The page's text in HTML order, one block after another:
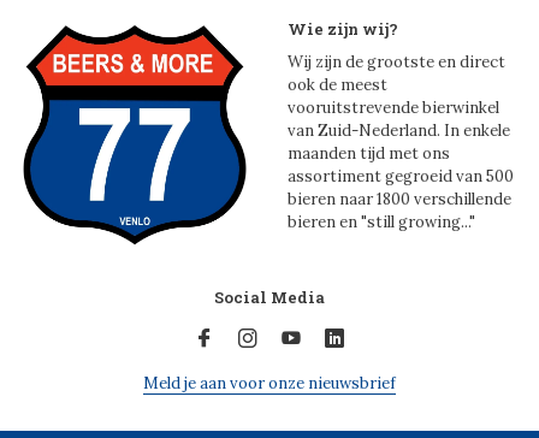
Wie zijn wij?
Wij zijn de grootste en direct
ook de meest
vooruitstrevende bierwinkel
van Zuid-Nederland. In enkele
maanden tijd met ons
assortiment gegroeid van 500
bieren naar 1800 verschillende
bieren en "still growing..."
Social Media
Meld je aan voor onze nieuwsbrief